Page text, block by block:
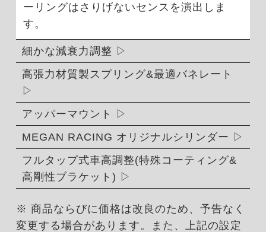
ーリングはさりげないセンスを演出しま
す。
細かな減衰力調整
高張力材質製スプリング&最適バネレート
アッパーマウント
MEGAN RACING オリジナルシリンダー
フルタップ式車高調整(特殊コーティング&
高剛性ブラケット)
※ 商品ならびに価格は改良のため、予告なく
変更する場合があります。また、上記の設定